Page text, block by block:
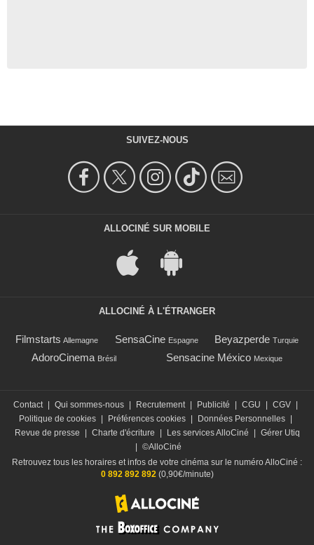
SUIVEZ-NOUS
ALLOCINÉ SUR MOBILE
ALLOCINÉ À L'ÉTRANGER
Filmstarts Allemagne SensaCine Espagne Beyazperde Turquie
AdoroCinema Brésil Sensacine México Mexique
Contact Qui sommes-nous Recrutement Publicité CGU CGV
Politique de cookies
Préférences cookies Données Personnelles
Revue de presse
Charte d'écriture Les services AlloCiné
Gérer Utiq
©AlloCiné
Retrouvez tous les horaires et infos de votre cinéma sur le numéro AlloCiné :
0 892 892 892(0,90€/minute)